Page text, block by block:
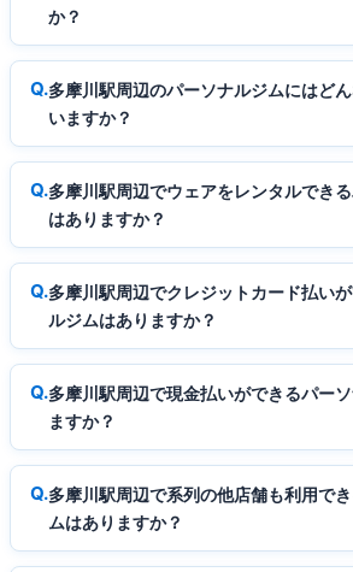
か？
多摩川駅周辺のパーソナルジムにはど
いますか？
多摩川駅周辺でウェアをレンタルでき
はありますか？
多摩川駅周辺でクレジットカード払い
ルジムはありますか？
多摩川駅周辺で現金払いができるパー
ますか？
多摩川駅周辺で系列の他店舗も利用で
ムはありますか？